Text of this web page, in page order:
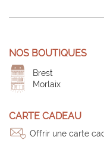
NOS BOUTIQUES
Brest
Morlaix
CARTE CADEAU
Offrir une carte